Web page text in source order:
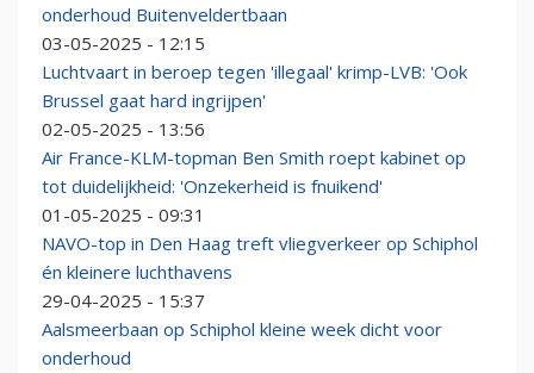
onderhoud Buitenveldertbaan
03-05-2025 - 12:15
Luchtvaart in beroep tegen 'illegaal' krimp-LVB: 'Ook
Brussel gaat hard ingrijpen'
02-05-2025 - 13:56
Air France-KLM-topman Ben Smith roept kabinet op
tot duidelijkheid: 'Onzekerheid is fnuikend'
01-05-2025 - 09:31
NAVO-top in Den Haag treft vliegverkeer op Schiphol
én kleinere luchthavens
29-04-2025 - 15:37
Aalsmeerbaan op Schiphol kleine week dicht voor
onderhoud